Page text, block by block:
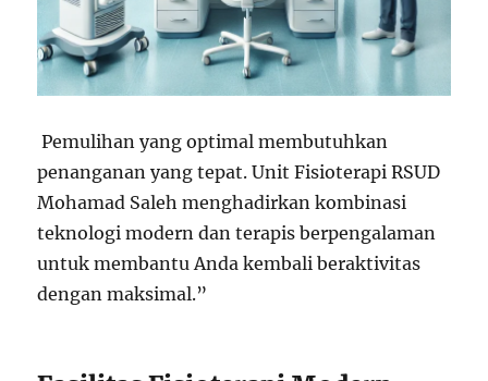
Pemulihan yang optimal membutuhkan
penanganan yang tepat. Unit Fisioterapi RSUD
Mohamad Saleh menghadirkan kombinasi
teknologi modern dan terapis berpengalaman
untuk membantu Anda kembali beraktivitas
dengan maksimal.”